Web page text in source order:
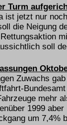
Turm
ist jetzt nur
die Neigung
soll
Zuwachs
mehr
1999
um 7,4%